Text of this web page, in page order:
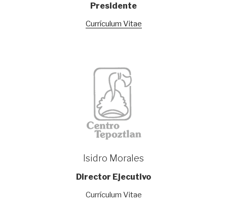
Presidente
Currículum Vitae
Isidro Morales
Director Ejecutivo
Currículum Vitae